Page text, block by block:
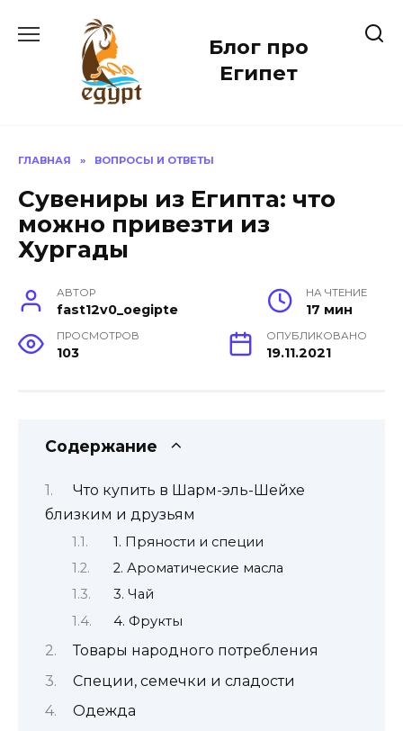
содержанию
Блог про
Египет
ГЛАВНАЯ » ВОПРОСЫ И ОТВЕТЫ
Сувениры из Египта: что
можно привезти из
Хургады
АВТОР
fast12v0_oegipte
НА ЧТЕНИЕ
17 мин
ПРОСМОТРОВ
103
ОПУБЛИКОВАНО
19.11.2021
Содержание
Что купить в Шарм-эль-Шейхе
близким и друзьям
1. Пряности и специи
2. Ароматические масла
3. Чай
4. Фрукты
Товары народного потребления
Специи, семечки и сладости
Одежда